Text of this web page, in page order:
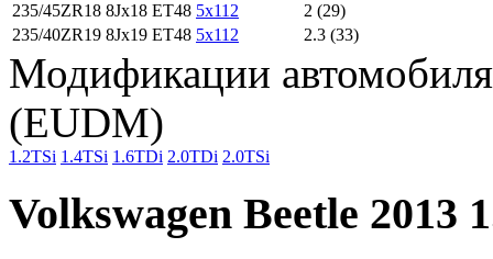
235/45ZR18 8Jx18 ET48 5x112
2 (29)
235/40ZR19 8Jx19 ET48 5x112 2.3 (33)
Модификации
(EUDM)
1.2TSi 1.4TSi 1.6TDi 2.0TDi 2.0TSi
Volkswagen Beetle 2013